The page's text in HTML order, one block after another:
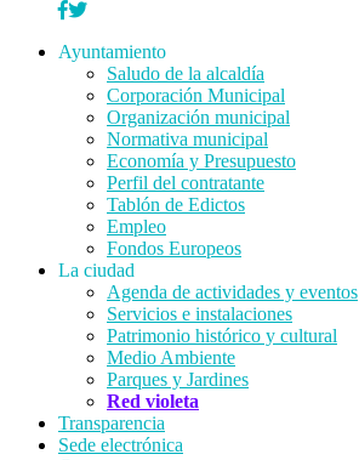
Ayuntamiento
Saludo de la alcaldía
Corporación Municipal
Organización municipal
Normativa municipal
Economía y Presupuesto
Perfil del contratante
Tablón de Edictos
Empleo
Fondos Europeos
La ciudad
Agenda de actividades y eventos
Servicios e instalaciones
Patrimonio histórico y cultural
Medio Ambiente
Parques y Jardines
Red violeta
Transparencia
Sede electrónica